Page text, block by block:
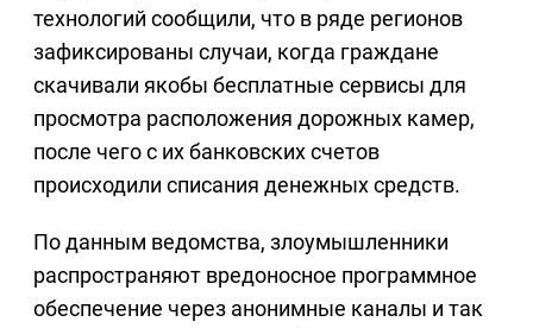
технологий сообщили, что в ряде регионов
зафиксированы случаи, когда граждане
скачивали якобы бесплатные сервисы для
просмотра расположения дорожных камер,
после чего с их банковских счетов
происходили списания денежных средств.
По данным ведомства, злоумышленники
распространяют вредоносное программное
обеспечение через анонимные каналы и так